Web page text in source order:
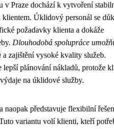
v Praze dochází k vytvoření
Úklidový personál se
požadavky klienta a dokáže
Dlouhodobá spolupráce
a zajištění vysoké kvality služeb.
plánování nákladů, protože
na úklidové služby.
naopak představuje flexibilní
variantu volí klienti, kteří